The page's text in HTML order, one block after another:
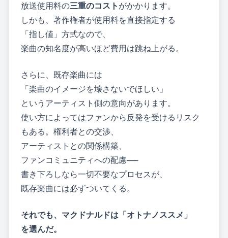
放送使用料の三重のコスト がかかります。
しかも、著作権者が使用料を直接指定する
「指し値」方式なので、
楽曲の知名度が高いほど費用は跳ね上がる。
さらに、既存楽曲には
「楽曲のイメージを壊さないでほしい」
というアーティスト側の意向があります。
使い方によってはファンから反発を受けるリスク
もある。権利者との交渉、
アーティストとの関係構築、
ファンコミュニティへの配慮──
書き下ろしなら一切不要なプロセスが、
既存楽曲には必ずついてくる。
それでも、マクドナルドは「オトナノススメ」
を選んだ。